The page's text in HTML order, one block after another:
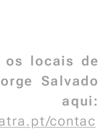
os locais de
Salvado
contac